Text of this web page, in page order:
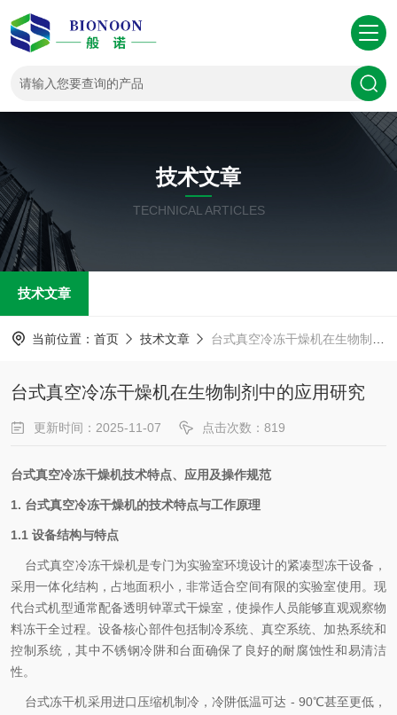
技术文章
TECHNICAL ARTICLES
技术文章
当前位置： 首页 技术文章 台式真空冷冻干燥机在生物制剂中的应用研究
台式真空冷冻干燥机在生物制剂中的应用研究
更新时间：2025-11-07 点击次数：819
台式真空冷冻干燥机技术特点、应用及操作规范
1. 台式真空冷冻干燥机的技术特点与工作原理
1.1 设备结构与特点
台式真空冷冻干燥机是专门为实验室环境设计的紧凑型冻干设备，
采用一体化结构，占地面积小，非常适合空间有限的实验室使用。现
代台式机型通常配备透明钟罩式干燥室，使操作人员能够直观观察物
料冻干全过程。设备核心部件包括制冷系统、真空系统、加热系统和
控制系统，其中不锈钢冷阱和台面确保了良好的耐腐蚀性和易清洁
性。
台式冻干机采用进口压缩机制冷，冷阱低温可达 - 90℃甚至更低，